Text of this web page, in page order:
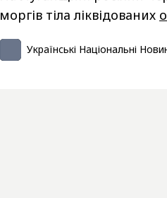
моргів тіла ліквідованих
Українські Національні